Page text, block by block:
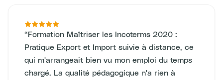
“Formation Maîtriser les Incoterms 2020 :
Pratique Export et Import suivie à distance, ce
qui m'arrangeait bien vu mon emploi du temps
chargé. La qualité pédagogique n'a rien à